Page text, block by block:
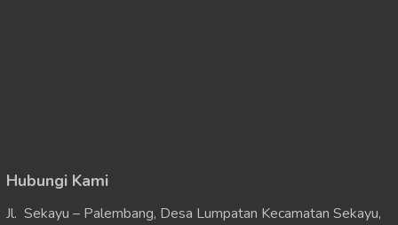
Hubungi Kami
Jl. Sekayu – Palembang, Desa Lumpatan Kecamatan Sekayu,